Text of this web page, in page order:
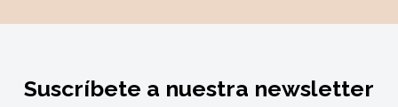
Suscríbete a nuestra newsletter